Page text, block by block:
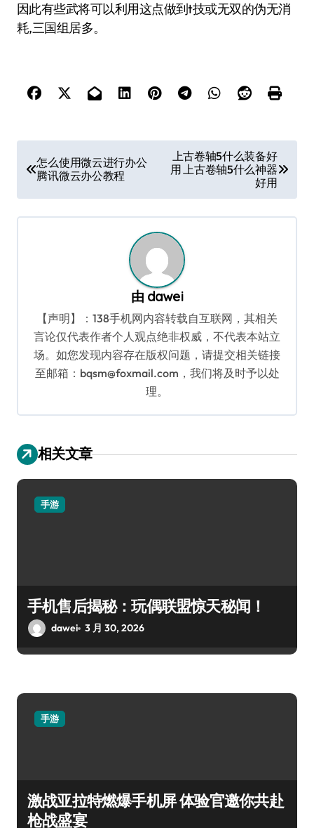
因此有些武将可以利用这点做到t技或无双的伪无消
耗,三国组居多。
章
导
航
怎么使用微云进行办公
腾讯微云办公教程
上古卷轴5什么装备好
用 上古卷轴5什么神器
好用
由 dawei
【声明】：138手机网内容转载自互联网，其相关
言论仅代表作者个人观点绝非权威，不代表本站立
场。如您发现内容存在版权问题，请提交相关链接
至邮箱：bqsm@foxmail.com，我们将及时予以处
理。
相关文章
手游
手机售后揭秘：玩偶联盟惊天秘闻！
dawei 3 月 30, 2026
手游
激战亚拉特燃爆手机屏 体验官邀你共赴
枪战盛宴